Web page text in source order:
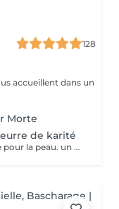
128
Morte
de karité
Véritable soin cocoon, nutrition profonde pour la peau. un moment idyllique hors du temps.